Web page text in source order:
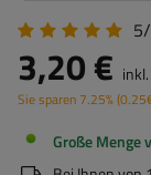
3,20 €
Sie sparen 7.25%(0.25
Große Menge